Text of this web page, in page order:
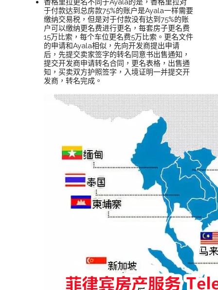
于付款达到总房款75%的账户是Ayala一样需要
缴纳交易税，但是对于付款没有达到75%的账
户可以缴纳更名费进行更名，每套房子更名费
15万比索，每个车位更名费5万比索。更名文件
的申请和Ayala相似，先向开发商提出申请
后，先提交卖家签字的转名同意书出售通知，
提交开发商申请转名合同，更名表格，出售通
知，买卖双方护照签字，入境证明一并提交开
发商，转名完成。